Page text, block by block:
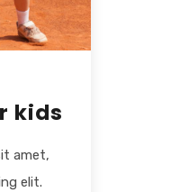
kids
amet,
elit.